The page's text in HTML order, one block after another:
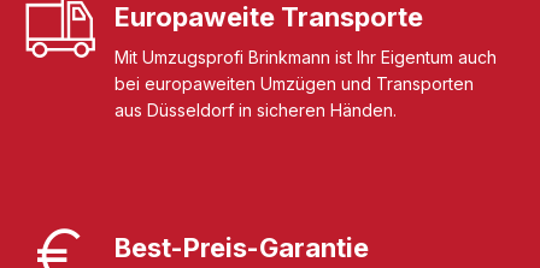
Europaweite Transporte
Mit Umzugsprofi Brinkmann ist Ihr Eigentum auch
bei europaweiten Umzügen und Transporten
aus Düsseldorf in sicheren Händen.
Best-Preis-Garantie